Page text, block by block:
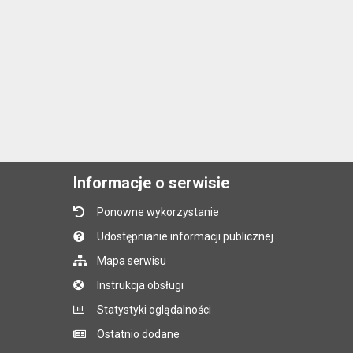
Informacje o serwisie
Ponowne wykorzystanie
Udostępnianie informacji publicznej
Mapa serwisu
Instrukcja obsługi
Statystyki oglądalności
Ostatnio dodane